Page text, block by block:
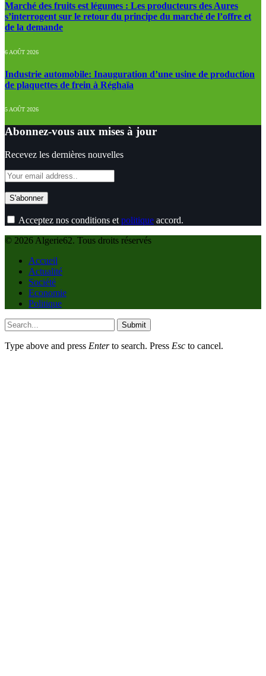
Marché des fruits est légumes : Les producteurs des Aures
s’interrogent sur le retour du principe du marché de l’offre et
de la demande
6 AOÛT 2026
Industrie automobile: Inauguration d’une usine de production
de plaquettes de frein à Réghaïa
5 AOÛT 2026
Abonnez-vous aux mises à jour
Recevez les dernières nouvelles
Acceptez nos conditions et politique accord.
© 2026 Algerie62. Tous droits réservés
Accueil
Actualité
Société
Economie
Politique
Submit
Type above and press Enterto search. Press Esc to cancel.